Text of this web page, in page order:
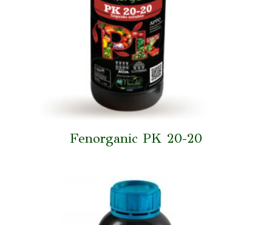
Fenorganic PK 20-20